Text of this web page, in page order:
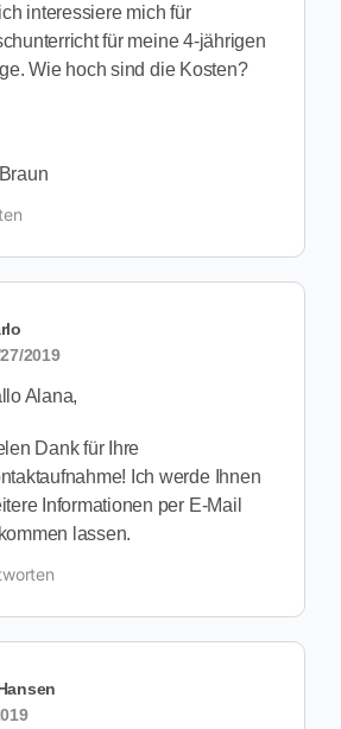
interessiere mich für
für meine 4-jährigen
Wie hoch sind die Kosten?
2019
Alana,
Dank für Ihre
Ich werde Ihnen
Informationen per E-Mail
lassen.